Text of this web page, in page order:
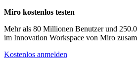
Miro kostenlos testen
Mehr als 80 Millionen Benutzer und
im Innovation Workspace von Miro
Kostenlos anmelden